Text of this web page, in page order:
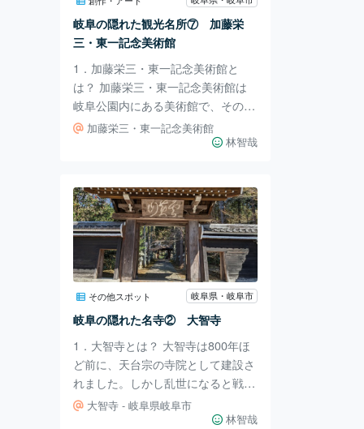
画鑑賞の余韻に浸れます。 3．アク
セス 三甲美術館へはJR岐阜駅から
岐阜バス「
岐阜の隠れた観光名所⑦ 加藤栄
三・東一記念美術館
1．加藤栄三・東一記念美術館と
は？ 加藤栄三・東一記念美術館は
岐阜公園内にある美術館で、その名
の通り岐阜市出身の兄弟画家、加藤
栄三・東一両氏の作品を展示してい
も高い評価を受けています。 2．行
ってみた。 美術館の中に入ると、
鵜飼で活躍する鵜について描かれた
作品が多く飾ってあり、岐阜らしい
美術館となっています。絵の中の鵜
は躍動感にあふれており、今にも飛
び出してきそうです。 3．アクセス
加藤栄三・東一記念美術館へはJR岐
阜駅から岐阜バ
加藤栄三・東一記念美術館
林智哉
その他スポット 岐阜県・岐阜市
岐阜の隠れた名寺② 大智寺
1．大智寺とは？ 大智寺は800年ほ
ど前に、天台宗の寺院として建設さ
れました。しかし乱世になると戦が
相次いだこともあり寺院は荒廃して
いったのです。そんな中この地を治
大智寺 - 岐阜県岐阜市
林智哉